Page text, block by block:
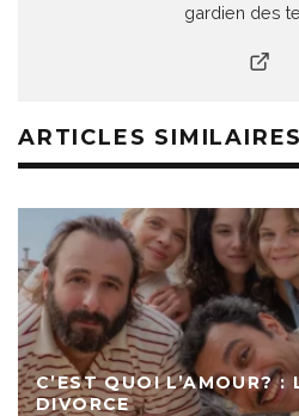
gardien des
ARTICLES SIMILAIRES
C’EST QUOI L’AMOUR? :
DIVORCE